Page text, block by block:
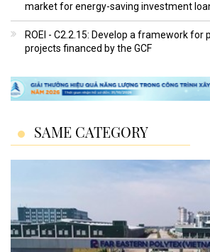
market for energy-saving investment
ROEI - C2.2.15: Develop a framework for
projects financed by the GCF
SAME CATEGORY